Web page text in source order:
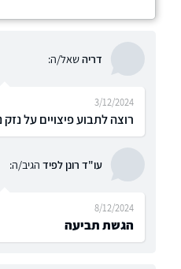
דריהשאל/ה:
רוצה לתבוע פיצויים על
3/12/2024
עו"ד רונן לפיד הגיב/ה:
הגשת תביעה
8/12/2024